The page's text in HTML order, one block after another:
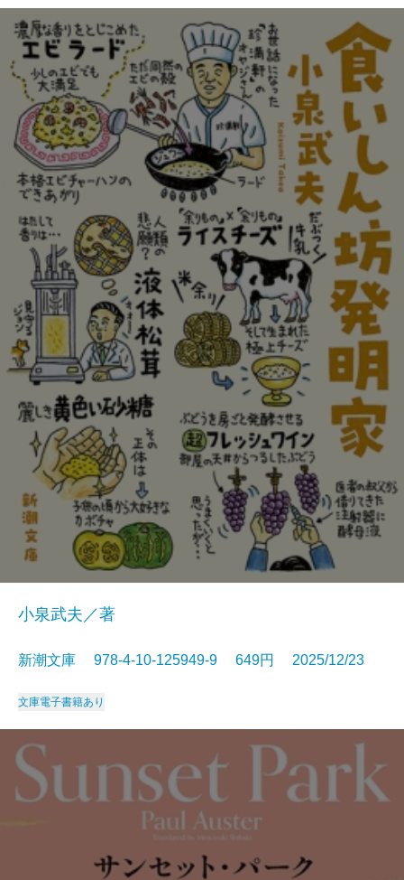
小泉武夫／著
新潮文庫 978-4-10-125949-9 649円 2025/12/23
文庫電子書籍あり